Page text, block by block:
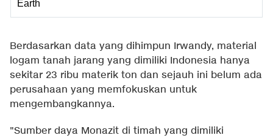
Earth
Berdasarkan data yang dihimpun Irwandy, material
logam tanah jarang yang dimiliki Indonesia hanya
sekitar 23 ribu materik ton dan sejauh ini belum ada
perusahaan yang memfokuskan untuk
mengembangkannya.
"Sumber daya Monazit di timah yang dimiliki